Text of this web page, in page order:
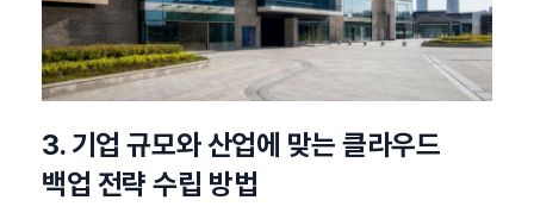
3. 기업 규모와 산업에 맞는 클라우드
백업 전략 수립 방법